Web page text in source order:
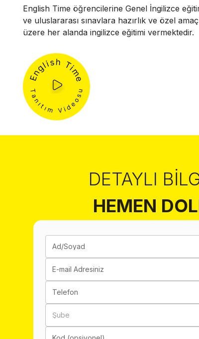
English Time öğrencilerine Genel İngilizce
ve uluslararası sınavlara hazırlık ve özel
üzere her alanda ingilizce eğitimi vermektedir.
DETAYLI
HEMEN
Ad/Soyad
E-mail Adresiniz
Telefon
Şube